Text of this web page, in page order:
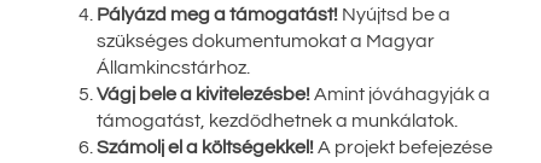
Pályázd meg a támogatást! Nyújtsd be a
szükséges dokumentumokat a Magyar
Államkincstárhoz.
Vágj bele a kivitelezésbe!Amint jóváhagyják a
támogatást, kezdődhetnek a munkálatok.
Számolj el a költségekkel!A projekt befejezése